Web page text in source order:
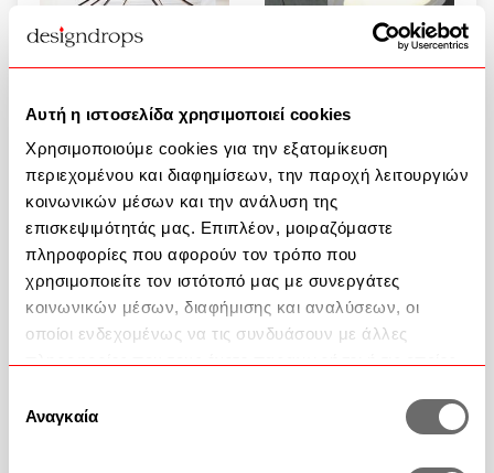
Αυτή η ιστοσελίδα χρησιμοποιεί cookies
Χρησιμοποιούμε cookies για την εξατομίκευση
περιεχομένου και διαφημίσεων, την παροχή λειτουργιών
κοινωνικών μέσων και την ανάλυση της
επισκεψιμότητάς μας. Επιπλέον, μοιραζόμαστε
πληροφορίες που αφορούν τον τρόπο που
χρησιμοποιείτε τον ιστότοπό μας με συνεργάτες
κοινωνικών μέσων, διαφήμισης και αναλύσεων, οι
οποίοι ενδεχομένως να τις συνδυάσουν με άλλες
των υπηρεσιών τους.
συγκατάθεσης
Αναγκαία
Προσφορές
Προσφορές
Φωτιστικά Ράγες Οροφής -